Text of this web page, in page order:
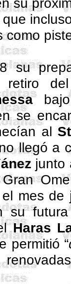
como
su
del
bajo
se
al
llegó a
junto
mes de
su
Haras
permitió “